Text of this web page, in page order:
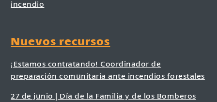
incendio
Nuevos recursos
¡Estamos contratando! Coordinador de
preparación comunitaria ante incendios forestales
27 de junio | Día de la Familia y de los Bomberos